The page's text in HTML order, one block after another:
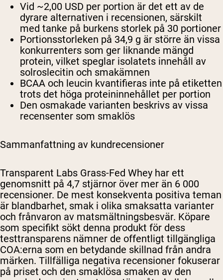
Vid ~2,00 USD per portion är det ett av de
dyrare alternativen i recensionen, särskilt
med tanke på burkens storlek på 30 portioner
Portionsstorleken på 34,9 g är större än vissa
konkurrenters som ger liknande mängd
protein, vilket speglar isolatets innehåll av
solroslecitin och smakämnen
BCAA och leucin kvantifieras inte på etiketten
trots det höga proteininnehållet per portion
Den osmakade varianten beskrivs av vissa
recensenter som smaklös
Sammanfattning av kundrecensioner
Transparent Labs Grass-Fed Whey har ett
genomsnitt på 4,7 stjärnor över mer än 6 000
recensioner. De mest konsekventa positiva teman
är blandbarhet, smak i olika smaksatta varianter
och frånvaron av matsmältningsbesvär. Köpare
som specifikt sökt denna produkt för dess
testtransparens nämner de offentligt tillgängliga
COA:erna som en betydande skillnad från andra
märken. Tillfälliga negativa recensioner fokuserar
på priset och den smaklösa smaken av den